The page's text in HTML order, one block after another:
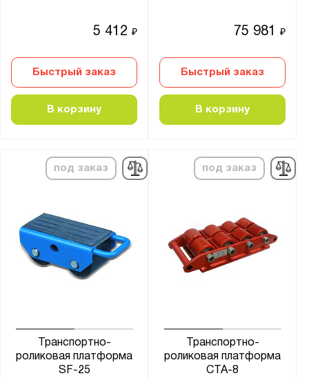
5 412₽
Быстрый заказ
В корзину
75 981₽
Быстрый заказ
В корзину
под заказ
Транспортно-
роликовая платформа
SF-25
под заказ
Транспортно-
роликовая платформа
CTA-8
ST